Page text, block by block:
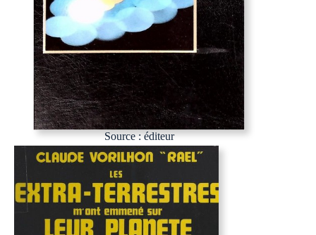
Source : éditeur